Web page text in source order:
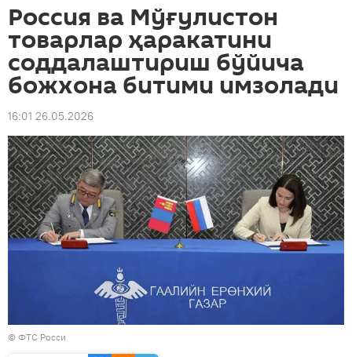
Россия ва Мўғулистон
товарлар ҳаракатини
соддалаштириш бўйича
божхона битими имзолади
16:01 26.05.2026
© ФТС Росси